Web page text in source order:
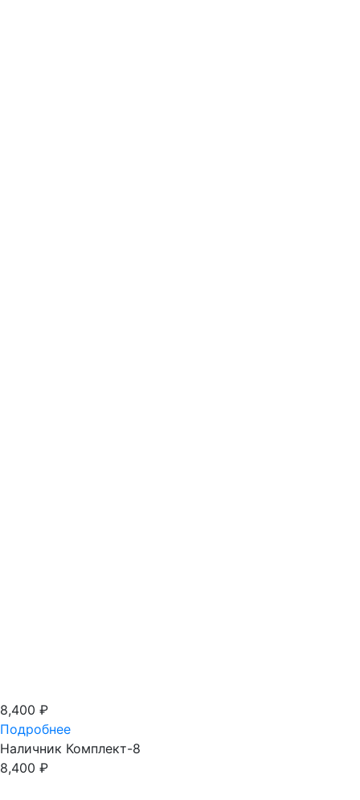
8,400 ₽
Подробнее
Наличник Комплект-8
8,400 ₽